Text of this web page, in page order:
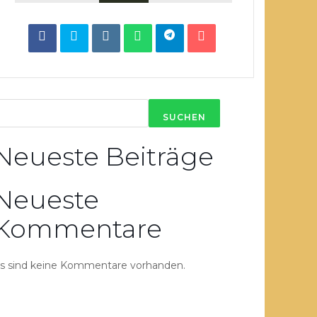
SUCHEN
Beiträge
sind keine Kommentare vorhanden.